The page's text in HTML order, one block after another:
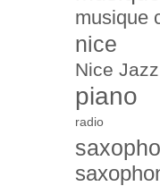
musique
nice
Nice
piano
radio